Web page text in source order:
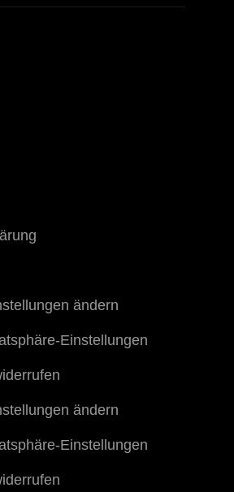
ändern
Einstellungen
ändern
Einstellungen